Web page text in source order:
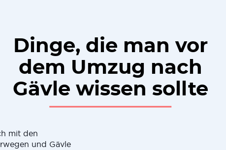
Dinge, die man vor
dem Umzug nach
Gävle wissen sollte
mit den
und Gävle